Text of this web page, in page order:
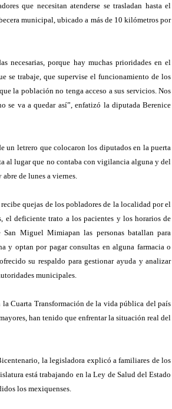
que necesitan atenderse se trasladan hasta el
municipal, ubicado a más de 10 kilómetros por
necesarias, porque hay muchas prioridades en el
se trabaje, que supervise el funcionamiento de los
la población no tenga acceso a sus servicios. Nos
se va a quedar así”, enfatizó la diputada Berenice
un letrero que colocaron los diputados en la puerta
al lugar que no contaba con vigilancia alguna y del
de lunes a viernes.
quejas de los pobladores de la localidad por el
el deficiente trato a los pacientes y los horarios de
Miguel Mimiapan las personas batallan para
y optan por pagar consultas en alguna farmacia o
su respaldo para gestionar ayuda y analizar
municipales.
Cuarta Transformación de la vida pública del país
han tenido que enfrentar la situación real del
la legisladora explicó a familiares de los
está trabajando en la Ley de Salud del Estado
los mexiquenses.